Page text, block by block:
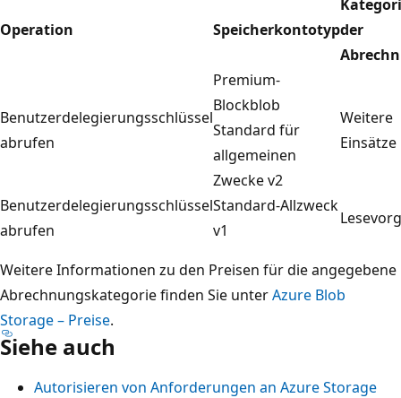
Operation Speicherkontotypder
Benutzerdelegierungsschlüssel
abrufen
Premium-
Blockblob
Standard für
allgemeinen
Zwecke v2
Weitere
Einsätze
Benutzerdelegierungsschlüssel
abrufen
Standard-Allzweck
v1
Weitere Informationen zu den Preisen für die angegebene
Abrechnungskategorie finden Sie unterAzure Blob
Storage – Preise.
Siehe auch
Autorisieren von Anforderungen an Azure Storage